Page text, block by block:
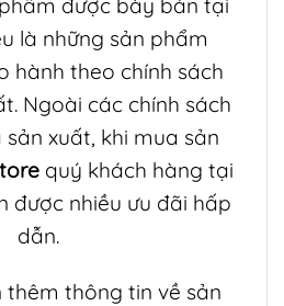
được bày bán tại
là những sản phẩm
hành theo chính sách
Ngoài các chính sách
xuất, khi mua sản
quý khách hàng tại
được nhiều ưu đãi hấp
dẫn.
thêm thông tin về sản